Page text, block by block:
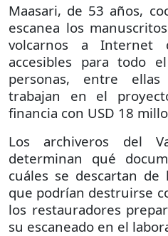
Maasari, de 53 años,
escanea los
volcarnos a Internet
accesibles para todo
personas, entre
trabajan en el
financia con USD 18
Los archiveros del
determinan qué
cuáles se descartan
que podrían destruirse
los restauradores
su escaneado en el